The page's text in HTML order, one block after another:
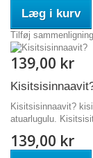
Læg i kurv
Tilføj sammenligning
139,00 kr
Kisitsisinnaavit?
atuarlugulu.
139,00 kr